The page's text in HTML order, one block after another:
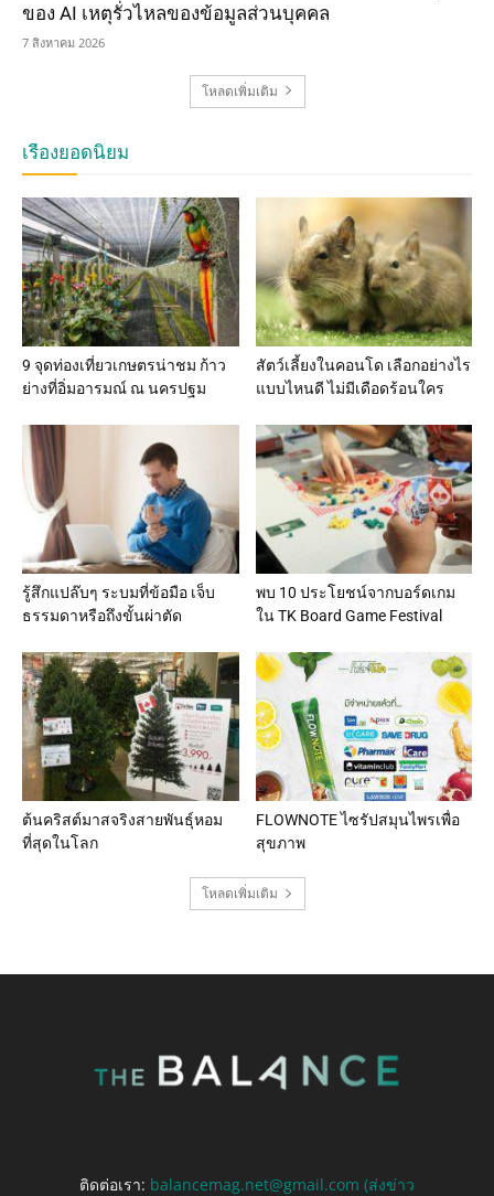
ของ AI เหตุรั่วไหลของข้อมูลส่วนบุคคล
7 สิงหาคม 2026
โหลดเพิ่มเติม
เรื่องยอดนิยม
9 จุดท่องเที่ยวเกษตรน่าชม ก้าว
ย่างที่อิ่มอารมณ์ ณ นครปฐม
สัตว์เลี้ยงในคอนโด เลือกอย่างไร
แบบไหนดี ไม่มีเดือดร้อนใคร
รู้สึกแปล๊บๆ ระบมที่ข้อมือ เจ็บ
ธรรมดาหรือถึงขั้นผ่าตัด
พบ 10 ประโยชน์จากบอร์ดเกม
ใน TK Board Game Festival
ต้นคริสต์มาสจริงสายพันธุ์หอม
ที่สุดในโลก
FLOWNOTE ไซรัปสมุนไพรเพื่อ
สุขภาพ
โหลดเพิ่มเติม
ติดต่อเรา: balancemag.net@gmail.com (ส่งข่าว